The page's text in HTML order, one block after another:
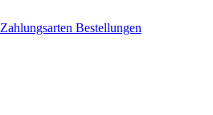
Zahlungsarten Bestellungen